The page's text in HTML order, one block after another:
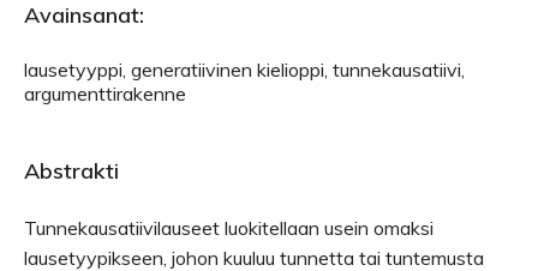
Avainsanat:
lausetyyppi, generatiivinen kielioppi, tunnekausatiivi,
argumenttirakenne
Abstrakti
Tunnekausatiivilauseet luokitellaan usein omaksi
lausetyypikseen, johon kuuluu tunnetta tai tuntemusta